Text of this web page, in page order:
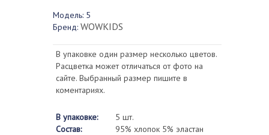
Модель: 5
Бренд: WOWKIDS
В упаковке один размер несколько цветов.
Расцветка может отличаться от фото на
сайте. Выбранный размер пишите в
коментариях.
В упаковке:
5 шт.
Состав:
95% хлопок 5% эластан